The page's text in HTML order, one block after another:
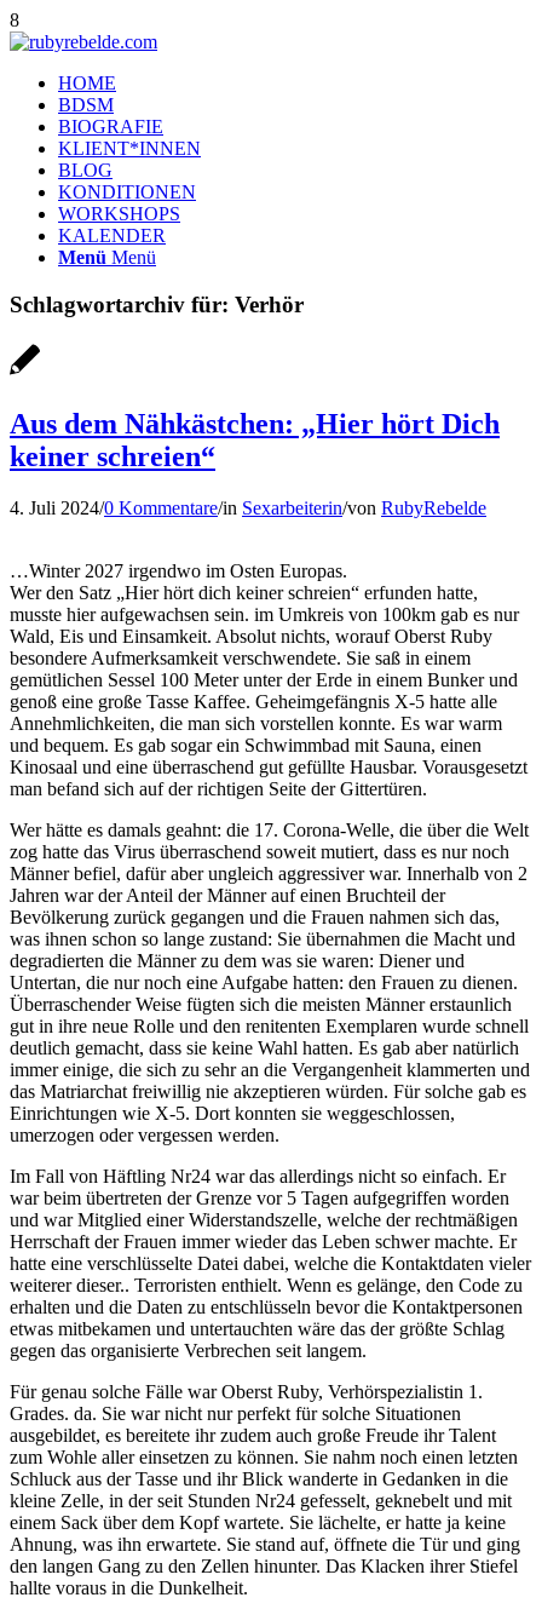
8
HOME
BDSM
BIOGRAFIE
KLIENT*INNEN
BLOG
KONDITIONEN
WORKSHOPS
KALENDER
Menü Menü
Schlagwortarchiv für: Verhör
Aus dem Nähkästchen: „Hier hört Dich
keiner schreien“
4. Juli 2024/0 Kommentare/in Sexarbeiterin/von RubyRebelde
…Winter 2027 irgendwo im Osten Europas.
Wer den Satz „Hier hört dich keiner schreien“ erfunden hatte,
musste hier aufgewachsen sein. im Umkreis von 100km gab es nur
Wald, Eis und Einsamkeit. Absolut nichts, worauf Oberst Ruby
besondere Aufmerksamkeit verschwendete. Sie saß in einem
gemütlichen Sessel 100 Meter unter der Erde in einem Bunker und
genoß eine große Tasse Kaffee. Geheimgefängnis X-5 hatte alle
Annehmlichkeiten, die man sich vorstellen konnte. Es war warm
und bequem. Es gab sogar ein Schwimmbad mit Sauna, einen
Kinosaal und eine überraschend gut gefüllte Hausbar. Vorausgesetzt
man befand sich auf der richtigen Seite der Gittertüren.
Wer hätte es damals geahnt: die 17. Corona-Welle, die über die Welt
zog hatte das Virus überraschend soweit mutiert, dass es nur noch
Männer befiel, dafür aber ungleich aggressiver war. Innerhalb von 2
Jahren war der Anteil der Männer auf einen Bruchteil der
Bevölkerung zurück gegangen und die Frauen nahmen sich das,
was ihnen schon so lange zustand: Sie übernahmen die Macht und
degradierten die Männer zu dem was sie waren: Diener und
Untertan, die nur noch eine Aufgabe hatten: den Frauen zu dienen.
Überraschender Weise fügten sich die meisten Männer erstaunlich
gut in ihre neue Rolle und den renitenten Exemplaren wurde schnell
deutlich gemacht, dass sie keine Wahl hatten. Es gab aber natürlich
immer einige, die sich zu sehr an die Vergangenheit klammerten und
das Matriarchat freiwillig nie akzeptieren würden. Für solche gab es
Einrichtungen wie X-5. Dort konnten sie weggeschlossen,
umerzogen oder vergessen werden.
Im Fall von Häftling Nr24 war das allerdings nicht so einfach. Er
war beim übertreten der Grenze vor 5 Tagen aufgegriffen worden
und war Mitglied einer Widerstandszelle, welche der rechtmäßigen
Herrschaft der Frauen immer wieder das Leben schwer machte. Er
hatte eine verschlüsselte Datei dabei, welche die Kontaktdaten vieler
weiterer dieser.. Terroristen enthielt. Wenn es gelänge, den Code zu
erhalten und die Daten zu entschlüsseln bevor die Kontaktpersonen
etwas mitbekamen und untertauchten wäre das der größte Schlag
gegen das organisierte Verbrechen seit langem.
Für genau solche Fälle war Oberst Ruby, Verhörspezialistin 1.
Grades. da. Sie war nicht nur perfekt für solche Situationen
ausgebildet, es bereitete ihr zudem auch große Freude ihr Talent
zum Wohle aller einsetzen zu können. Sie nahm noch einen letzten
Schluck aus der Tasse und ihr Blick wanderte in Gedanken in die
kleine Zelle, in der seit Stunden Nr24 gefesselt, geknebelt und mit
einem Sack über dem Kopf wartete. Sie lächelte, er hatte ja keine
Ahnung, was ihn erwartete. Sie stand auf, öffnete die Tür und ging
den langen Gang zu den Zellen hinunter. Das Klacken ihrer Stiefel
hallte voraus in die Dunkelheit.